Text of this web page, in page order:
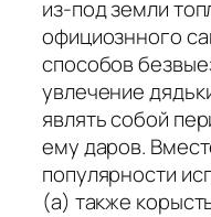
из-под земли
официознного
способов
увлечение
являть собой
ему даров.
популярности
(а) также